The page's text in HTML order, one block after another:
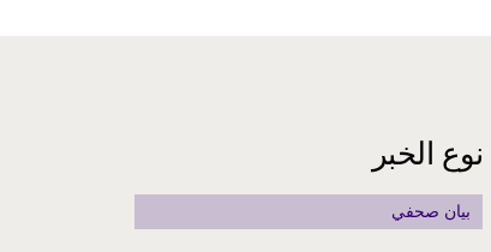
Additional Information
نوع الخبر
بيان صحفي